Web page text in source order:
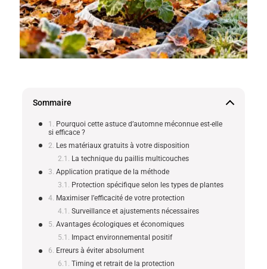
Sommaire
Pourquoi cette astuce d’automne méconnue est-elle
si efficace ?
Les matériaux gratuits à votre disposition
La technique du paillis multicouches
Application pratique de la méthode
Protection spécifique selon les types de plantes
Maximiser l’efficacité de votre protection
Surveillance et ajustements nécessaires
Avantages écologiques et économiques
Impact environnemental positif
Erreurs à éviter absolument
Timing et retrait de la protection